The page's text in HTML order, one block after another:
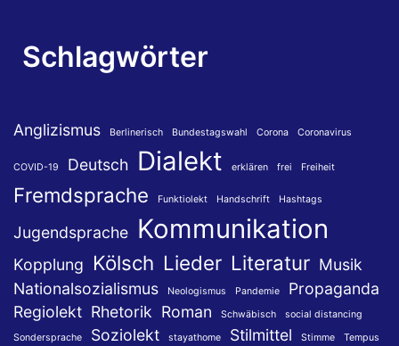
Schlagwörter
Anglizismus Berlinerisch Bundestagswahl Corona Coronavirus
COVID-19 Deutsch Dialekt erklären frei Freiheit
Fremdsprache Funktiolekt Handschrift Hashtags
Jugendsprache Kommunikation
Kopplung Kölsch Lieder Literatur Musik
Nationalsozialismus
Neologismus Pandemie
Propaganda
Regiolekt Rhetorik Roman Schwäbisch
social distancing
Sondersprache
Soziolekt stayathome Stilmittel Stimme
Tempus